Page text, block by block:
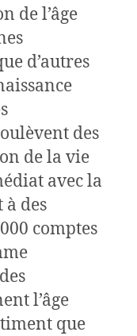
de l’âge
d’autres
des
de la vie
avec la
des
comptes
l’âge
que